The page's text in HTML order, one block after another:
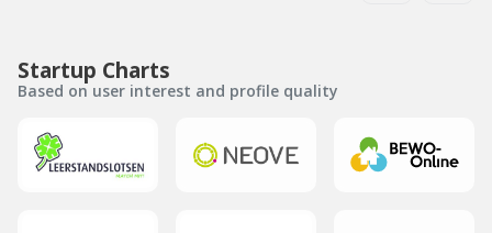
Startup Charts
Based on user interest and profile quality